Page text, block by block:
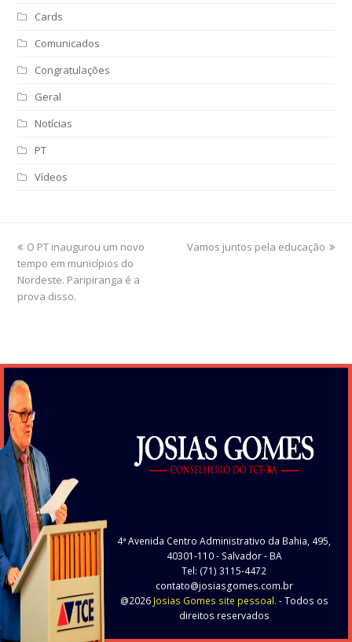
Cards
Comunicados
Congratulações
Geral
Notícias
PT
Vídeos
previous
post:
O PT inaugurou um novo
tempo em municípios do
Nordeste. Paripiranga é a
prova disso.
next
Vamos juntos pela educação
4ª Avenida Centro Administrativo da Bahia, 495,
40301-110- Salvador - BA
Tel: (71) 3115-4472
contato@josiasgomes.com.br
@2026 Josias Gomes site pessoal. - Todos os
direitos reservados